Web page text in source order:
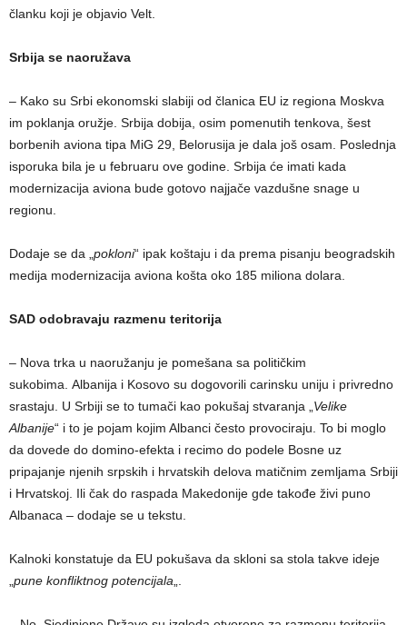
članku koji je objavio Velt.
Srbija se naoružava
– Kako su Srbi ekonomski slabiji od članica EU iz regiona Moskva
im poklanja oružje. Srbija dobija, osim pomenutih tenkova, šest
borbenih aviona tipa MiG 29, Belorusija je dala još osam. Poslednja
isporuka bila je u februaru ove godine. Srbija će imati kada
modernizacija aviona bude gotovo najjače vazdušne snage u
regionu.
Dodaje se da „ pokloni“ ipak koštaju i da prema pisanju beogradskih
medija modernizacija aviona košta oko 185 miliona dolara.
SAD odobravaju razmenu teritorija
– Nova trka u naoružanju je pomešana sa političkim
sukobima. Albanija i Kosovo su dogovorili carinsku uniju i privredno
srastaju. U Srbiji se to tumači kao pokušaj stvaranja „ Velike
Albanije“ i to je pojam kojim Albanci često provociraju. To bi moglo
da dovede do domino-efekta i recimo do podele Bosne uz
pripajanje njenih srpskih i hrvatskih delova matičnim zemljama Srbiji
i Hrvatskoj. Ili čak do raspada Makedonije gde takođe živi puno
Albanaca – dodaje se u tekstu.
Kalnoki konstatuje da EU pokušava da skloni sa stola takve ideje
pune konfliktnog potencijala